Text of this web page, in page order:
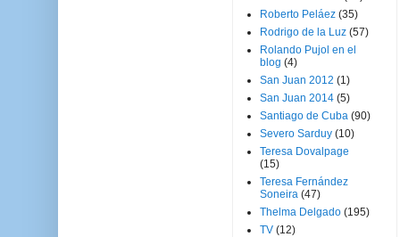
Roberto Peláez (35)
Rodrigo de la Luz (57)
Rolando Pujol en el
blog (4)
San Juan 2012 (1)
San Juan 2014 (5)
Santiago de Cuba (90)
Severo Sarduy (10)
Teresa Dovalpage
(15)
Teresa Fernández
Soneira (47)
Thelma Delgado (195)
TV (12)